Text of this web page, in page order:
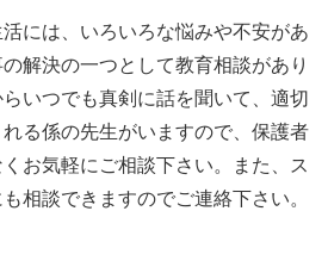
には、いろいろな悩みや不安があ
解決の一つとして教育相談があり
いつでも真剣に話を聞いて、適切
る係の先生がいますので、保護者
お気軽にご相談下さい。また、ス
相談できますのでご連絡下さい。